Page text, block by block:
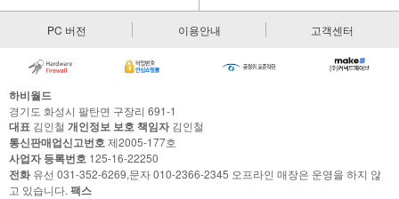
PC 버전 이용안내 고객센터
하비월드
경기도 화성시 팔탄면 구장리 691-1
대표 김인철 개인정보 보호 책임자김인철
통신판매업신고번호제2005-177호
사업자 등록번호 125-16-22250
전화유선 031-352-6269,문자 010-2366-2345 오프라인 매장은 운영을 하지 않
고 있습니다. 팩스